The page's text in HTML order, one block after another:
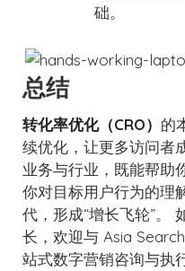
础。
总结
转化率优化（CRO） 的
续优化，让更多访问者
业务与行业，既能帮助
你对目标用户行为的理
代，形成“增长飞轮”。
长，欢迎与 Asia
站式数字营销咨询与执